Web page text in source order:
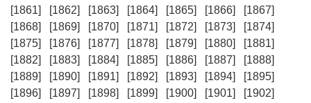
[1861]
[1862] [1863] [1864] [1865] [1866]
[1867]
[1868]
[1869] [1870] [1871] [1872] [1873]
[1874]
[1875]
[1876] [1877] [1878] [1879] [1880]
[1881]
[1882]
[1883] [1884] [1885] [1886] [1887]
[1888]
[1889]
[1890] [1891] [1892] [1893] [1894]
[1895]
[1896]
[1897] [1898] [1899] [1900] [1901]
[1902]